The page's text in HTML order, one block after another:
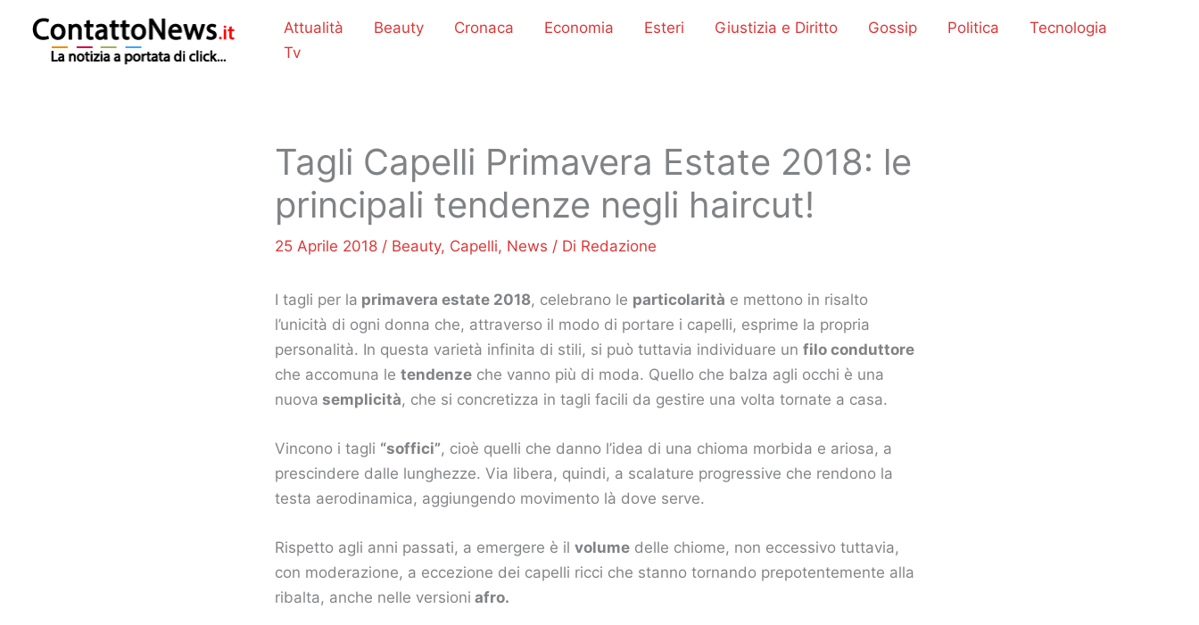
contenuto
Attualità Beauty Cronaca Economia Esteri Giustizia e Diritto Gossip Politica
Tecnologia
Tv
Tagli Capelli Primavera Estate 2018: le
principali tendenze negli haircut!
25 Aprile 2018 / Beauty, Capelli, News / Di Redazione
I tagli per la primavera estate 2018, celebrano le particolarità e mettono in risalto
l’unicità di ogni donna che, attraverso il modo di portare i capelli, esprime la propria
personalità. In questa varietà infinita di stili, si può tuttavia individuare un filo conduttore
che accomuna le tendenze che vanno più di moda. Quello che balza agli occhi è una
nuova semplicità, che si concretizza in tagli facili da gestire una volta tornate a casa.
Vincono i tagli “soffici”, cioè quelli che danno l’idea di una chioma morbida e ariosa, a
prescindere dalle lunghezze. Via libera, quindi, a scalature progressive che rendono la
testa aerodinamica, aggiungendo movimento là dove serve.
Rispetto agli anni passati, a emergere è il volume delle chiome, non eccessivo tuttavia,
con moderazione, a eccezione dei capelli ricci che stanno tornando prepotentemente alla
ribalta, anche nelle versioni afro.